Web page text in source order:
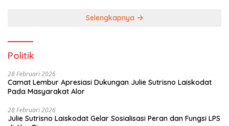
Selengkapnya
Politik
28 Februari 2026
Camat Lembur Apresiasi Dukungan Julie Sutrisno Laiskodat
Pada Masyarakat Alor
28 Februari 2026
Julie Sutrisno Laiskodat Gelar Sosialisasi Peran dan Fungsi LPS